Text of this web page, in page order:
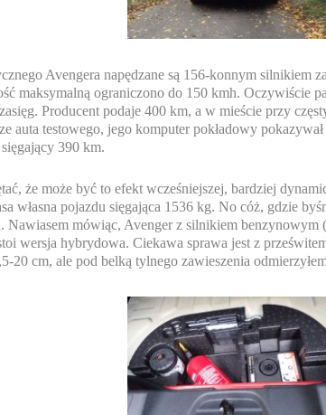
Avengera napędzane są 156-konnym silnikiem
maksymalną ograniczono do 150 kmh. Oczywiście
Producent podaje 400 km, a w mieście przy
auta testowego, jego komputer pokładowy
390 km.
że może być to efekt wcześniejszej, bardziej
własna pojazdu sięgająca 1536 kg. No cóż, gdzie
Nawiasem mówiąc, Avenger z silnikiem
wersja hybrydowa. Ciekawa sprawa jest z
20 cm, ale pod belką tylnego zawieszenia